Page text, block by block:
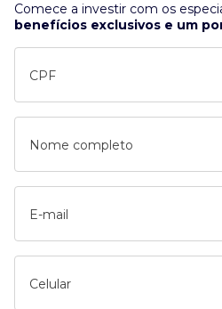
Comece a investir com os
benefícios exclusivos e um
CPF
Nome completo
E-mail
Celular